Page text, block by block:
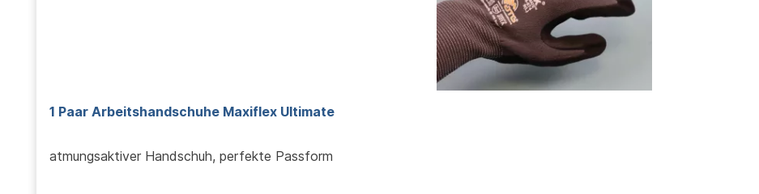
1 Paar Arbeitshandschuhe Maxiflex Ultimate
atmungsaktiver Handschuh, perfekte Passform